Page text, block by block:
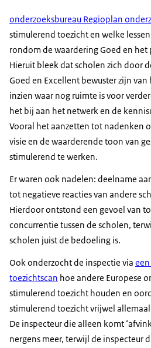
onderzoeksbureau Regioplan
stimulerend toezicht en welke
rondom de waardering Goed en het
Hieruit bleek dat scholen zich door
Goed en Excellent bewuster zijn
inzien waar nog ruimte is voor
het bij aan het netwerk en de
Vooral het aanzetten tot nadenken
visie en de waarderende toon van
stimulerend te werken.
Er waren ook nadelen: deelname
tot negatieve reacties van andere
Hierdoor ontstond een gevoel van
concurrentie tussen de scholen,
scholen juist de bedoeling is.
Ook onderzocht de inspectie via
toezichtscan hoe andere Europese
stimulerend toezicht houden en
stimulerend toezicht vrijwel
De inspecteur die alleen komt
nergens meer, terwijl de inspecteur